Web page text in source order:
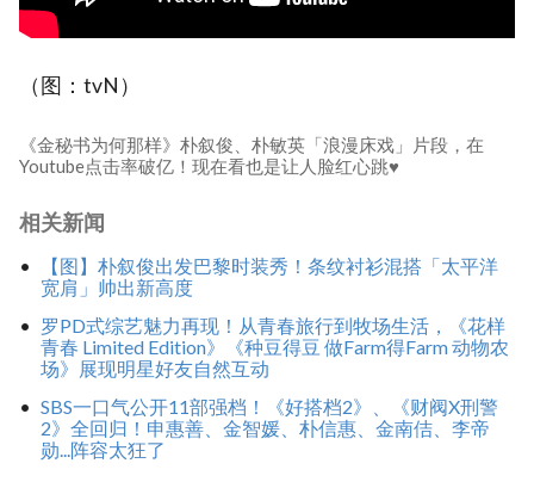
（图：tvN）
《金秘书为何那样》朴叙俊、朴敏英「浪漫床戏」片段，在
Youtube点击率破亿！现在看也是让人脸红心跳♥
相关新闻
【图】朴叙俊出发巴黎时装秀！条纹衬衫混搭「太平洋
宽肩」帅出新高度
罗PD式综艺魅力再现！从青春旅行到牧场生活，《花样
青春 Limited Edition》《种豆得豆 做Farm得Farm 动物农
场》展现明星好友自然互动
SBS一口气公开11部强档！《好搭档2》、《财阀X刑警
2》全回归！申惠善、金智媛、朴信惠、金南佶、李帝
勋...阵容太狂了